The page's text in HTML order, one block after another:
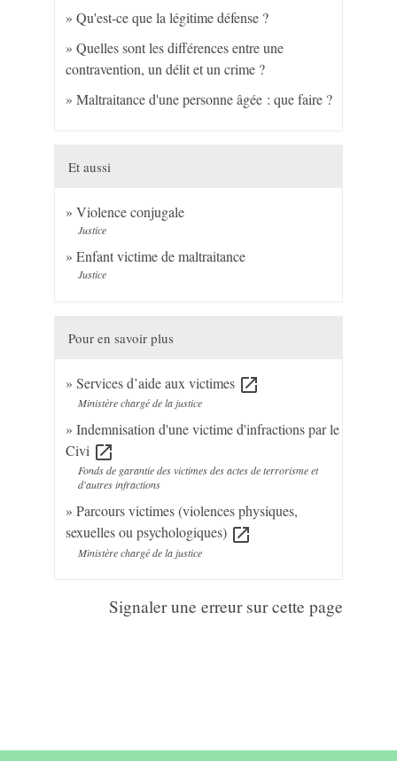
Qu'est-ce que la légitime défense ?
Quelles sont les différences entre une
contravention, un délit et un crime ?
Maltraitance d'une personne âgée : que faire ?
Et aussi
Violence conjugale
Justice
Enfant victime de maltraitance
Justice
Pour en savoir plus
Services d’aide aux victimes open_in_new
Ministère chargé de la justice
Indemnisation d'une victime d'infractions par le
Civi open_in_new
Fonds de garantie des victimes des actes de terrorisme et
d'autres infractions
Parcours victimes (violences physiques,
sexuelles ou psychologiques) open_in_new
Ministère chargé de la justice
Signaler une erreur sur cette page